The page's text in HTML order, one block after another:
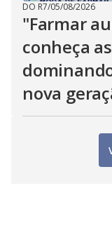
DO R7/05/08/2026
"Farmar
conheça
nova